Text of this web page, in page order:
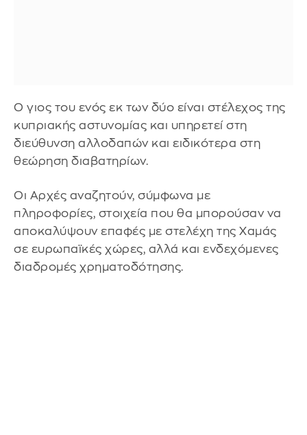
Ο γιος του ενός εκ των δύο είναι στέλεχος της
κυπριακής αστυνομίας και υπηρετεί στη
διεύθυνση αλλοδαπών και ειδικότερα στη
θεώρηση διαβατηρίων.
Οι Αρχές αναζητούν, σύμφωνα με
πληροφορίες, στοιχεία που θα μπορούσαν να
αποκαλύψουν επαφές με στελέχη της Χαμάς
σε ευρωπαϊκές χώρες, αλλά και ενδεχόμενες
διαδρομές χρηματοδότησης.